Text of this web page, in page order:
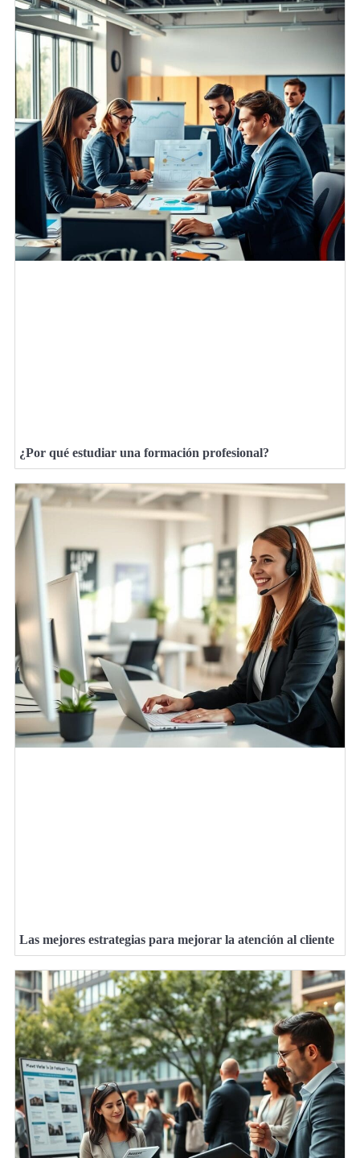
¿Por qué estudiar una formación profesional?
Las mejores estrategias para mejorar la atención al cliente